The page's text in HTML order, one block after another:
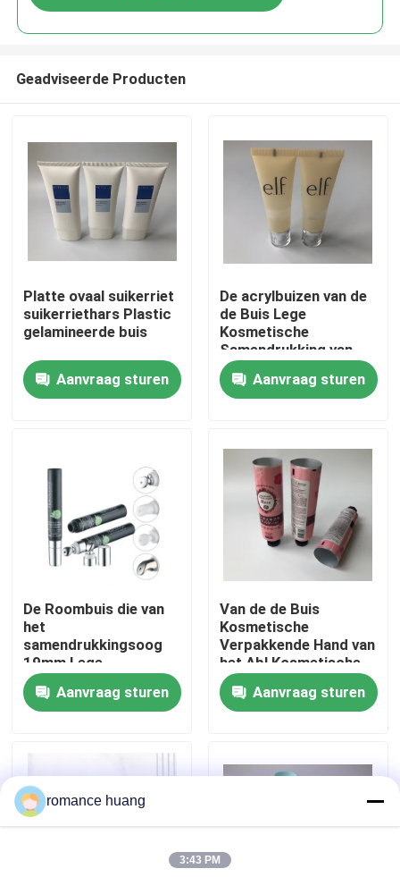
Thuis
Over ons
Fabrieksreis
Kwaliteitscontrole
Contacteer ons
Vraag een offerte aan
Kosmetische Fles Zonder lucht
kosmetische lotionfles
Kosmetische Roomkruik
Geadviseerde Producten
Platte ovaal suikerriet
suikerriethars Plastic
gelamineerde buis
Aanvraag sturen
De acrylbuizen van de
de Buis Lege
Kosmetische
Samendrukking van
GLB Plastiek
Gelamineerde
Aanvraag sturen
De Roombuis die van
het
samendrukkingsoog
19mm Lege
Kosmetische
Serumflessen
verpakken
Aanvraag sturen
Van de de Buis
Kosmetische
Verpakkende Hand van
het Abl Kosmetische
Plastiek Gelamineerde
Aluminium de
Roombuis
Aanvraag sturen
romance huang
3:43 PM